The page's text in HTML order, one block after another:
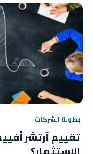
بطولة الشركات
تقييم آرتشر